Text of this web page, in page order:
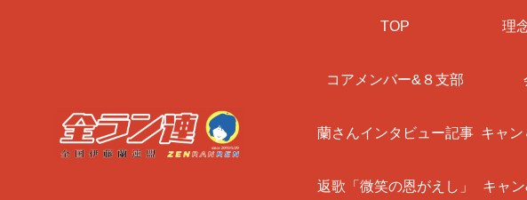
TOP 理
コアメンバー&８支部
蘭さんインタビュー記事 キャ
返歌「微笑の恩がえし」 キャ